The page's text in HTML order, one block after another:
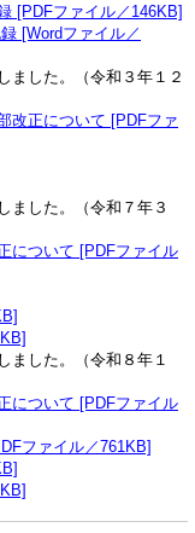
[PDFファイル／146KB]
[Wordファイル／
ました。（令和３年１２
改正について [PDFファ
ました。（令和７年３
について [PDFファイル
ました。（令和８年１
について [PDFファイル
ファイル／761KB]